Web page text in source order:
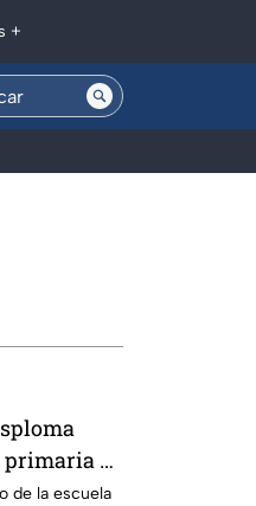
+
primaria y
de la escuela